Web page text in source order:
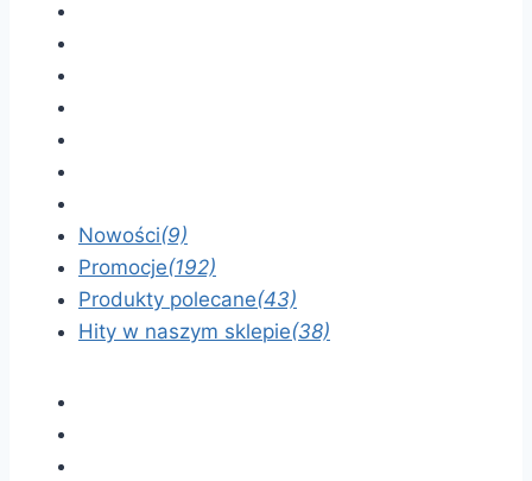
Nowości(9)
Promocje(192)
Produkty polecane(43)
Hity w naszym sklepie(38)